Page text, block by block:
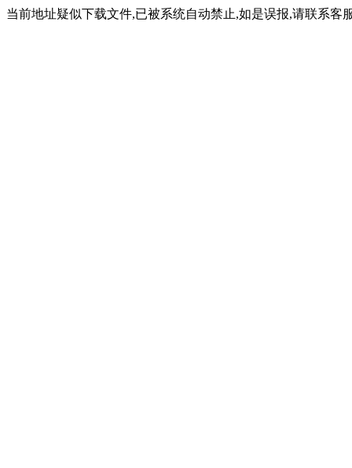
当前地址疑似下载文件,已被系统自动禁止,如是误报,请联系客